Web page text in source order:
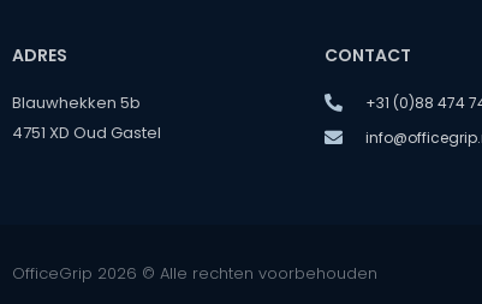
ADRES
Blauwhekken 5b
4751 XD Oud Gastel
CONTACT
+31 (0)88 474
OfficeGrip 2026 © Alle rechten voorbehouden